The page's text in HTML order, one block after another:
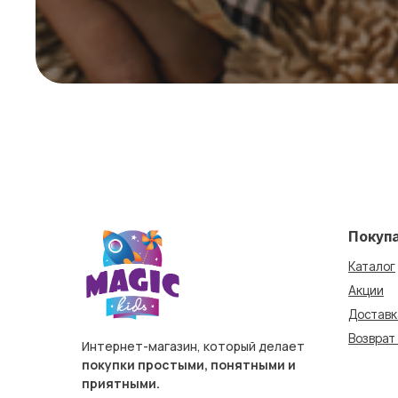
Интернет-магазин, который делает
покупки простыми, понятными и
приятными.
Акции
Каталог